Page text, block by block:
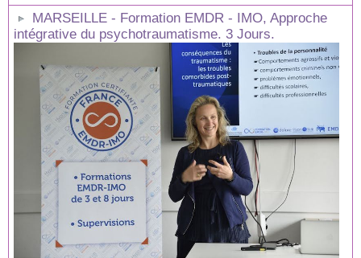
MARSEILLE - Formation EMDR - IMO, Approche
intégrative du psychotraumatisme. 3 Jours.